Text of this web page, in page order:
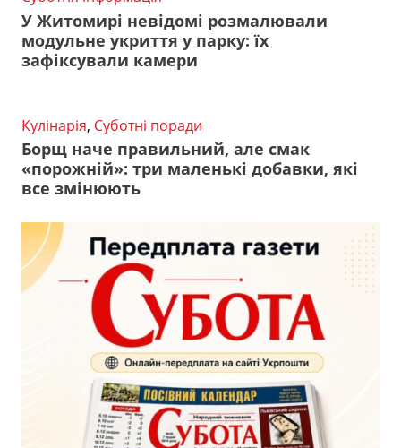
У Житомирі невідомі розмалювали
модульне укриття у парку: їх
зафіксували камери
Кулінарія, Суботні поради
Борщ наче правильний, але смак
«порожній»: три маленькі добавки, які
все змінюють